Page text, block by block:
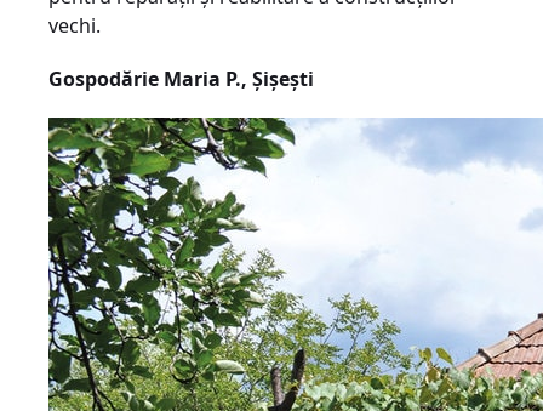
vechi.
Gospodărie Maria P., Şişeşti